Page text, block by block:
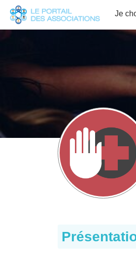
Je
Panneau de gestion des cookies